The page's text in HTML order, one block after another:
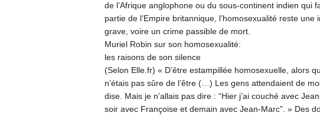
de l’Afrique anglophone ou du sous-continent indien qui
partie de l’Empire britannique, l’homosexualité reste une
grave, voire un crime passible de mort.
Muriel Robin sur son homosexualité:
les raisons de son silence
(Selon Elle.fr) « D’être estampillée homosexuelle, alors
n’étais pas sûre de l’être (…) Les gens attendaient de
dise. Mais je n’allais pas dire : “Hier j’ai couché avec
soir avec Françoise et demain avec Jean-Marc”. » Des